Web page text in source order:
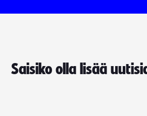
Saisiko olla lisää